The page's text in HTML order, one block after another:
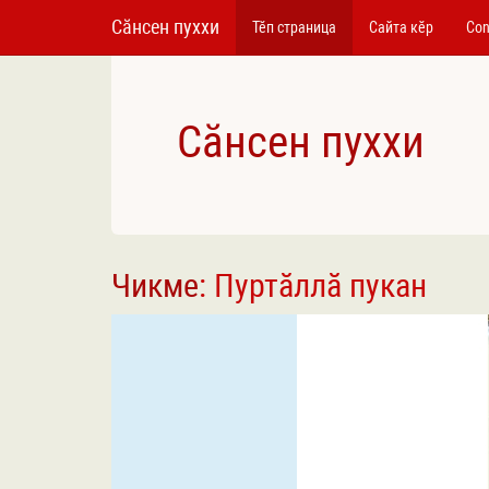
Сӑнсен пуххи Тӗп страница Сайта кӗр
Сӑнсен пуххи
Чикме: Пуртӑллӑ пукан